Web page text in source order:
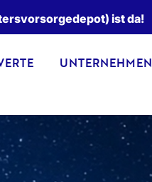
ist da!
UNTERNEHMEN